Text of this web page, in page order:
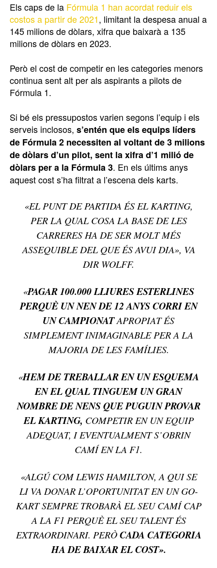
Els caps de la Fórmula 1 han acordat reduir els
costos a partir de 2021, limitant la despesa anual a
145 milions de dòlars, xifra que baixarà a 135
milions de dòlars en 2023.
Però el cost de competir en les categories menors
continua sent alt per als aspirants a pilots de
Fórmula 1.
Si bé els pressupostos varien segons l’equip i els
serveis inclosos, s’entén que els equips líders
de Fórmula 2 necessiten al voltant de 3 milions
de dòlars d’un pilot, sent la xifra d’1 milió de
dòlars per a la Fórmula 3. En els últims anys
aquest cost s’ha filtrat a l’escena dels karts.
«EL PUNT DE PARTIDA ÉS EL KARTING,
PER LA QUAL COSA LA BASE DE LES
CARRERES HA DE SER MOLT MÉS
ASSEQUIBLE DEL QUE ÉS AVUI DIA», VA
DIR WOLFF.
«PAGAR 100.000 LLIURES ESTERLINES
PERQUÈ UN NEN DE 12 ANYS CORRI EN
UN CAMPIONATAPROPIAT ÉS
SIMPLEMENT INIMAGINABLE PER A LA
MAJORIA DE LES FAMÍLIES.
«HEM DE TREBALLAR EN UN ESQUEMA
EN EL QUAL TINGUEM UN GRAN
NOMBRE DE NENS QUE PUGUIN PROVAR
EL KARTING, COMPETIR EN UN EQUIP
ADEQUAT, I EVENTUALMENT S’OBRIN
CAMÍ EN LA F1.
«ALGÚ COM LEWIS HAMILTON, A QUI SE
LI VA DONAR L’OPORTUNITAT EN UN GO-
KART SEMPRE TROBARÀ EL SEU CAMÍ CAP
A LA F1 PERQUÈ EL SEU TALENT ÉS
EXTRAORDINARI. PERÒCADA CATEGORIA
HA DE BAIXAR EL COST».